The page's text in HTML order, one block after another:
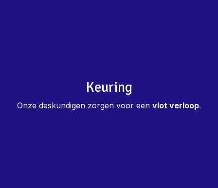
Keuring
Onze deskundigen zorgen voor een vlot verloop.